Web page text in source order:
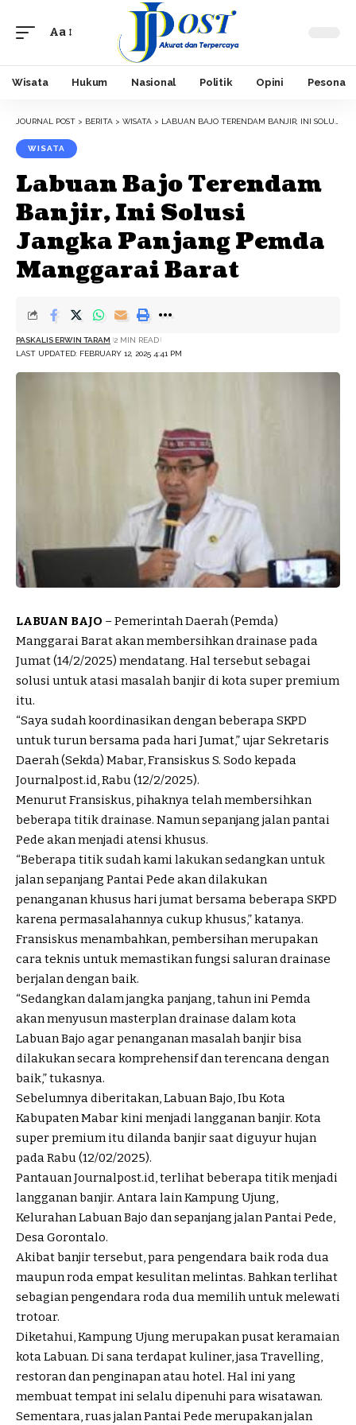
Font
Aa
Wisata Hukum Nasional Politik Opini Pesona
JOURNAL POST > BERITA > WISATA > LABUAN BAJO TERENDAM BANJIR, INI SOLUSI JANGKA PANJANG PEMDA MANGGARAI BARAT
WISATA
Labuan Bajo Terendam
Banjir, Ini Solusi
Jangka Panjang Pemda
Manggarai Barat
LAST UPDATED: FEBRUARY 12, 2025 4:41 PM
PASKALIS ERWIN TARAM 2 MIN READ
LABUAN BAJO – Pemerintah Daerah (Pemda)
Manggarai Barat akan membersihkan drainase pada
Jumat (14/2/2025) mendatang. Hal tersebut sebagai
solusi untuk atasi masalah banjir di kota super premium
itu.
“Saya sudah koordinasikan dengan beberapa SKPD
untuk turun bersama pada hari Jumat,” ujar Sekretaris
Daerah (Sekda) Mabar, Fransiskus S. Sodo kepada
Journalpost.id, Rabu (12/2/2025).
Menurut Fransiskus, pihaknya telah membersihkan
beberapa titik drainase. Namun sepanjang jalan pantai
Pede akan menjadi atensi khusus.
“Beberapa titik sudah kami lakukan sedangkan untuk
jalan sepanjang Pantai Pede akan dilakukan
penanganan khusus hari jumat bersama beberapa SKPD
karena permasalahannya cukup khusus,” katanya.
Fransiskus menambahkan, pembersihan merupakan
cara teknis untuk memastikan fungsi saluran drainase
berjalan dengan baik.
“Sedangkan dalam jangka panjang, tahun ini Pemda
akan menyusun masterplan drainase dalam kota
Labuan Bajo agar penanganan masalah banjir bisa
dilakukan secara komprehensif dan terencana dengan
baik,” tukasnya.
Sebelumnya diberitakan, Labuan Bajo, Ibu Kota
Kabupaten Mabar kini menjadi langganan banjir. Kota
super premium itu dilanda banjir saat diguyur hujan
pada Rabu (12/02/2025).
Pantauan Journalpost.id, terlihat beberapa titik menjadi
langganan banjir. Antara lain Kampung Ujung,
Kelurahan Labuan Bajo dan sepanjang jalan Pantai Pede,
Desa Gorontalo.
Akibat banjir tersebut, para pengendara baik roda dua
maupun roda empat kesulitan melintas. Bahkan terlihat
sebagian pengendara roda dua memilih untuk melewati
trotoar.
Diketahui, Kampung Ujung merupakan pusat keramaian
kota Labuan. Di sana terdapat kuliner, jasa Travelling,
restoran dan penginapan atau hotel. Hal ini yang
membuat tempat ini selalu dipenuhi para wisatawan.
Sementara, ruas jalan Pantai Pede merupakan jalan